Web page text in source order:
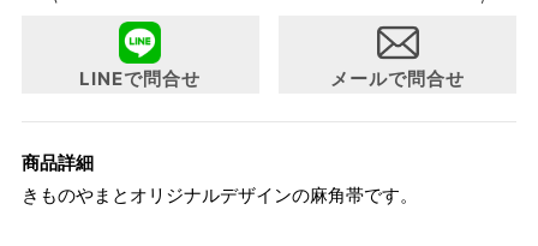
LINEで問合せ メールで問合せ
商品詳細
きものやまとオリジナルデザインの麻角帯です。